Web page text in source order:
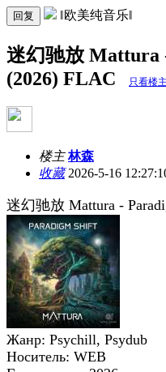
回复 ‖欧美纯音乐‖
迷幻驰放 Mattura
(2026) FLAC
只看楼主
楼主 林森
收藏2026-5-16
迷幻驰放 Mattura -
Жанр: Psychill, Psydub
Носитель: WEB